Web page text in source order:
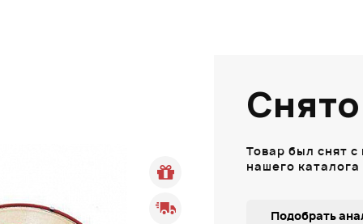
Товар был снят
нашего каталога
Подобрать